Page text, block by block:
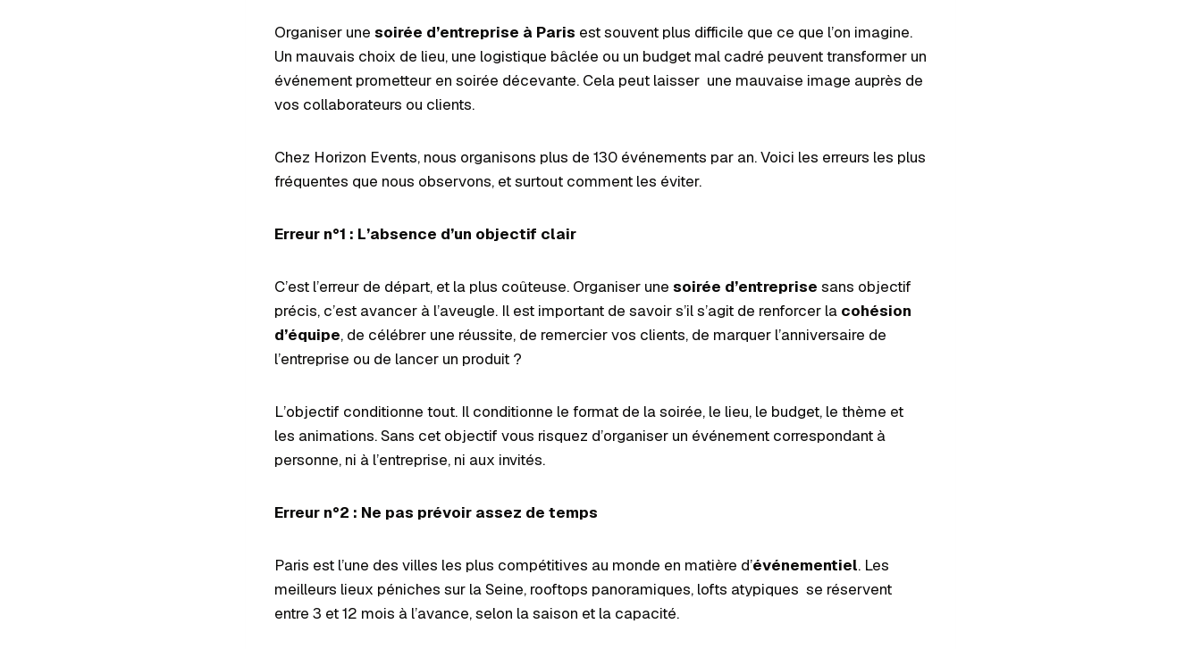
Organiser une soirée d’entreprise à Paris est souvent plus difficile que ce que l’on imagine.
Un mauvais choix de lieu, une logistique bâclée ou un budget mal cadré peuvent transformer un
événement prometteur en soirée décevante. Cela peut laisser une mauvaise image auprès de
vos collaborateurs ou clients.
Chez Horizon Events, nous organisons plus de 130 événements par an. Voici les erreurs les plus
fréquentes que nous observons, et surtout comment les éviter.
Erreur n°1 : L’absence d’un objectif clair
C’est l’erreur de départ, et la plus coûteuse. Organiser une soirée d’entreprise sans objectif
précis, c’est avancer à l’aveugle. Il est important de savoir s’il s’agit de renforcer la cohésion
d’équipe, de célébrer une réussite, de remercier vos clients, de marquer l’anniversaire de
l’entreprise ou de lancer un produit ?
L’objectif conditionne tout. Il conditionne le format de la soirée, le lieu, le budget, le thème et
les animations. Sans cet objectif vous risquez d’organiser un événement correspondant à
personne, ni à l’entreprise, ni aux invités.
Erreur n°2 : Ne pas prévoir assez de temps
Paris est l’une des villes les plus compétitives au monde en matière d’événementiel. Les
meilleurs lieux péniches sur la Seine, rooftops panoramiques, lofts atypiques se réservent
entre 3 et 12 mois à l’avance, selon la saison et la capacité.